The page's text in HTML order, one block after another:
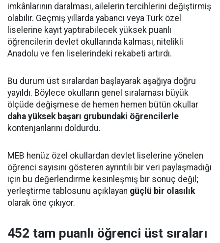
imkânlarının daralması, ailelerin tercihlerini değiştirmiş
olabilir. Geçmiş yıllarda yabancı veya Türk özel
liselerine kayıt yaptırabilecek yüksek puanlı
öğrencilerin devlet okullarında kalması, nitelikli
Anadolu ve fen liselerindeki rekabeti artırdı.
Bu durum üst sıralardan başlayarak aşağıya doğru
yayıldı. Böylece okulların genel sıralaması büyük
ölçüde değişmese de hemen hemen bütün okullar
daha yüksek başarı grubundaki öğrencilerle
kontenjanlarını doldurdu.
MEB henüz özel okullardan devlet liselerine yönelen
öğrenci sayısını gösteren ayrıntılı bir veri paylaşmadığı
için bu değerlendirme kesinleşmiş bir sonuç değil;
yerleştirme tablosunu açıklayan güçlü bir olasılık
olarak öne çıkıyor.
452 tam puanlı öğrenci üst sıraları